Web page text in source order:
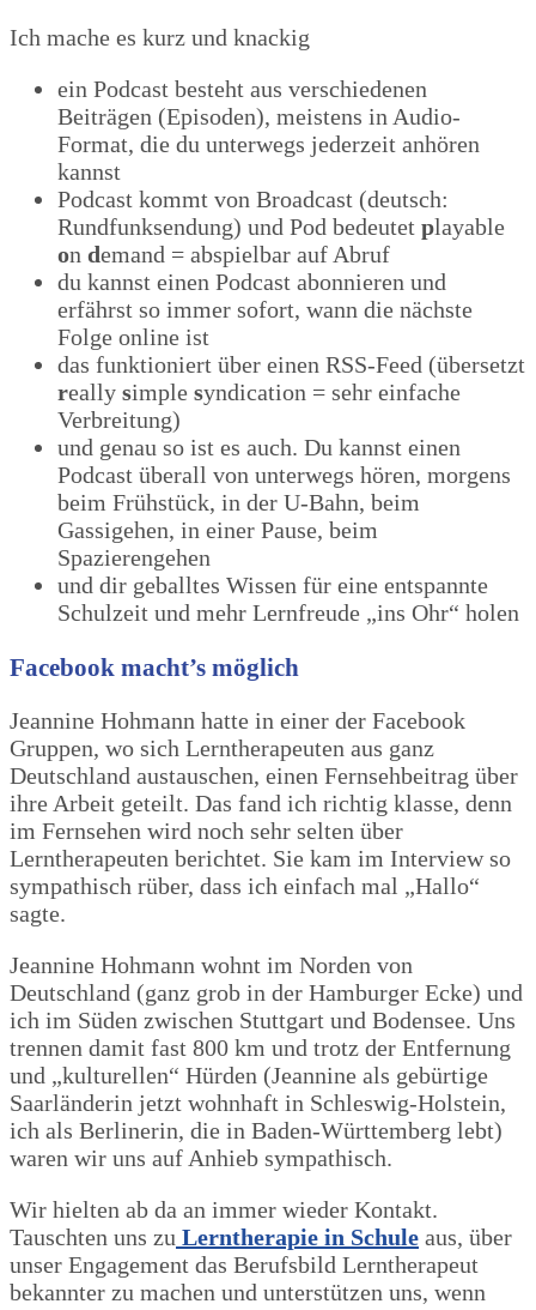
Ich mache es kurz und knackig
ein Podcast besteht aus verschiedenen
Beiträgen (Episoden), meistens in Audio-
Format, die du unterwegs jederzeit anhören
kannst
Podcast kommt von Broadcast (deutsch:
Rundfunksendung) und Pod bedeutet playable
on demand = abspielbar auf Abruf
du kannst einen Podcast abonnieren und
erfährst so immer sofort, wann die nächste
Folge online ist
das funktioniert über einen RSS-Feed (übersetzt
really simple syndication = sehr einfache
Verbreitung)
und genau so ist es auch. Du kannst einen
Podcast überall von unterwegs hören, morgens
beim Frühstück, in der U-Bahn, beim
Gassigehen, in einer Pause, beim
Spazierengehen
und dir geballtes Wissen für eine entspannte
Schulzeit und mehr Lernfreude „ins Ohr“ holen
Facebook macht’s möglich
Jeannine Hohmann hatte in einer der Facebook
Gruppen, wo sich Lerntherapeuten aus ganz
Deutschland austauschen, einen Fernsehbeitrag über
ihre Arbeit geteilt. Das fand ich richtig klasse, denn
im Fernsehen wird noch sehr selten über
Lerntherapeuten berichtet. Sie kam im Interview so
sympathisch rüber, dass ich einfach mal „Hallo“
sagte.
Jeannine Hohmann wohnt im Norden von
Deutschland (ganz grob in der Hamburger Ecke) und
ich im Süden zwischen Stuttgart und Bodensee. Uns
trennen damit fast 800 km und trotz der Entfernung
und „kulturellen“ Hürden (Jeannine als gebürtige
Saarländerin jetzt wohnhaft in Schleswig-Holstein,
ich als Berlinerin, die in Baden-Württemberg lebt)
waren wir uns auf Anhieb sympathisch.
Wir hielten ab da an immer wieder Kontakt.
Tauschten uns zu Lerntherapie in Schule aus, über
unser Engagement das Berufsbild Lerntherapeut
bekannter zu machen und unterstützen uns, wenn